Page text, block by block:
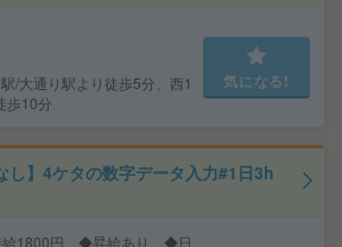
/大通り駅より徒歩5分、西1
歩10分
気になる!
し】4ケタの数字データ入力#1日3h
給1800円 ◆昇給あり ◆日